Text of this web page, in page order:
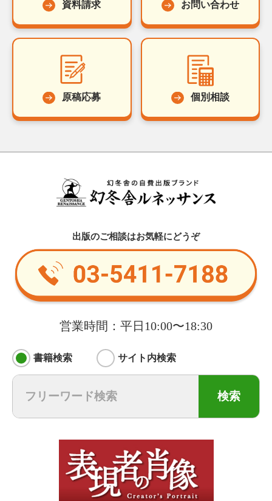
資料請求 お問い合わせ
原稿応募 個別相談
出版のご相談はお気軽にどうぞ
営業時間：平日10:00〜18:30
書籍検索 サイト内検索
検索